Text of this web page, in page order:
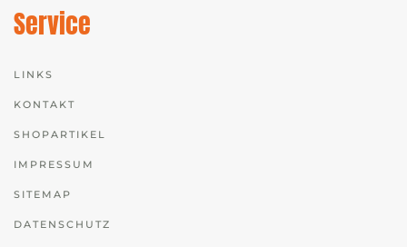
Service
LINKS
KONTAKT
SHOPARTIKEL
IMPRESSUM
SITEMAP
DATENSCHUTZ